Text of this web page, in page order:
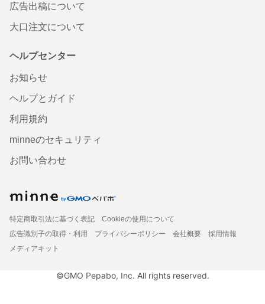
広告出稿について
大口注文について
ヘルプセンター
お知らせ
ヘルプとガイド
利用規約
minneのセキュリティ
お問い合わせ
特定商取引法に基づく表記
Cookieの使用について
広告識別子の取得・利用
プライバシーポリシー 会社概要
採用情報
メディアキット
©GMO Pepabo, Inc. All rights reserved.